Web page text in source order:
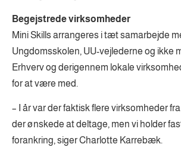
Begejstrede virksomheder
Mini Skills arrangeres i tæt samarbejde
Ungdomsskolen, UU-vejlederne og ikke
Erhverv og derigennem lokale
for at være med.
– I år var der faktisk flere virksomheder
der ønskede at deltage, men vi holder
forankring, siger Charlotte Karrebæk.